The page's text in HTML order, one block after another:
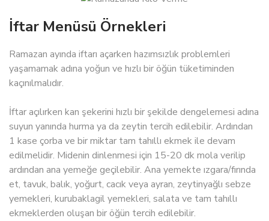
İftar Menüsü Örnekleri
Ramazan ayında iftarı açarken hazımsızlık problemleri
yaşamamak adına yoğun ve hızlı bir öğün tüketiminden
kaçınılmalıdır.
İftar açılırken kan şekerini hızlı bir şekilde dengelemesi adına
suyun yanında hurma ya da zeytin tercih edilebilir. Ardından
1 kase çorba ve bir miktar tam tahıllı ekmek ile devam
edilmelidir. Midenin dinlenmesi için 15-20 dk mola verilip
ardından ana yemeğe geçilebilir. Ana yemekte ızgara/fırında
et, tavuk, balık, yoğurt, cacık veya ayran, zeytinyağlı sebze
yemekleri, kurubaklagil yemekleri, salata ve tam tahıllı
ekmeklerden oluşan bir öğün tercih edilebilir.